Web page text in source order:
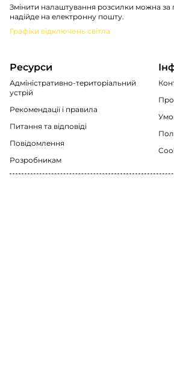
Змінити налаштування розсилки можна
надійде на електронну пошту.
Графіки відключень світла
Ресурси
Адміністративно-територіальний
устрій
Рекомендації i правила
Питання та відповіді
Повідомлення
Розробникам